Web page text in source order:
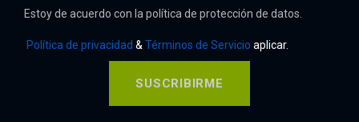
Estoy de acuerdo con la política de protección de datos.
Política de privacidad & Términos de Servicio aplicar.
SUSCRIBIRME